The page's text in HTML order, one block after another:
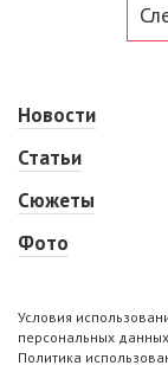
Новости
Статьи
Сюжеты
Фото
Условия
персональных данных
Политика